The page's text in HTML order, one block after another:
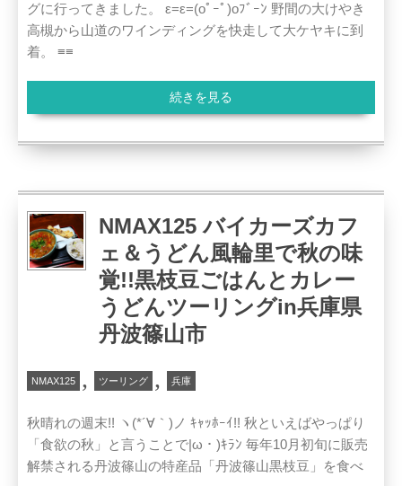
グに行ってきました。 ε=ε=(oﾟｰﾟ)oﾌﾞｰﾝ 野間の大けやき
高槻から山道のワインディングを快走して大ケヤキに到
着。 ≡≡
続きを見る
NMAX125 バイカーズカフ
ェ＆うどん風輪里で秋の味
覚!!黒枝豆ごはんとカレー
うどんツーリングin兵庫県
丹波篠山市
NMAX125 , ツーリング , 兵庫
秋晴れの週末!! ヽ(*´∀｀)ノ ｷｬｯﾎｰｲ!! 秋といえばやっぱり
「食欲の秋」と言うことで|ω・)ｷﾗﾝ 毎年10月初旬に販売
解禁される丹波篠山の特産品「丹波篠山黒枝豆」を食べ